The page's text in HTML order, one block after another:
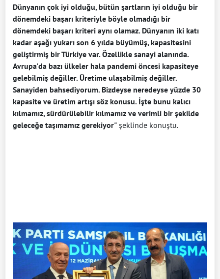
Dünyanın çok iyi olduğu, bütün şartların iyi olduğu bir
dönemdeki başarı kriteriyle böyle olmadığı bir
dönemdeki başarı kriteri aynı olamaz. Dünyanın iki katı
kadar aşağı yukarı son 6 yılda büyümüş, kapasitesini
geliştirmiş bir Türkiye var. Özellikle sanayi alanında.
Avrupa'da bazı ülkeler hala pandemi öncesi kapasiteye
gelebilmiş değiller. Üretime ulaşabilmiş değiller.
Sanayiden bahsediyorum. Bizdeyse neredeyse yüzde 30
kapasite ve üretim artışı söz konusu. İşte bunu kalıcı
kılmamız, sürdürülebilir kılmamız ve verimli bir şekilde
geleceğe taşımamız gerekiyor" şeklinde konuştu.